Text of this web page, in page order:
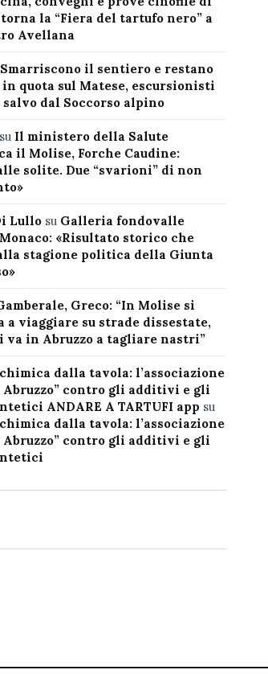
la “Fiera del tartufo nero” a
Avellana
Smarriscono il sentiero e restano
quota sul Matese, escursionisti
dal Soccorso alpino
Il ministero della Salute
il Molise, Forche Caudine:
solite. Due “svarioni” di non
Lullosu Galleria fondovalle
«Risultato storico che
stagione politica della Giunta
Greco: “In Molise si
a viaggiare su strade dissestate,
va in Abruzzo a tagliare nastri”
dalla tavola: l’associazione
Abruzzo” contro gli additivi e gli
ANDARE A TARTUFI app su
dalla tavola: l’associazione
Abruzzo” contro gli additivi e gli